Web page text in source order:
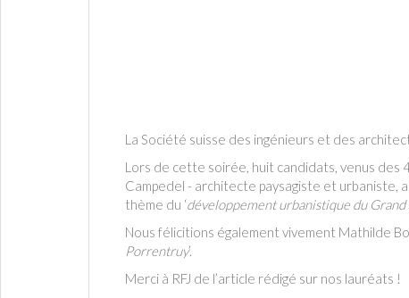
La Société suisse des ingénieurs et des
Lors de cette soirée, huit candidats, venus
Campedel - architecte paysagiste et urbaniste,
thème du ‘développement urbanistique du Grand
Nous félicitions également vivement Mathilde
Porrentruy’.
Merci à RFJ de l’article rédigé sur nos lauréats !